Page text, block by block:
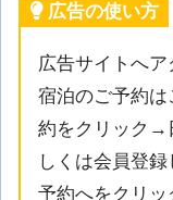
広告の使い方
広告サイトへ
宿泊のご予約
約をクリック→
しくは会員登
予約へをクリ